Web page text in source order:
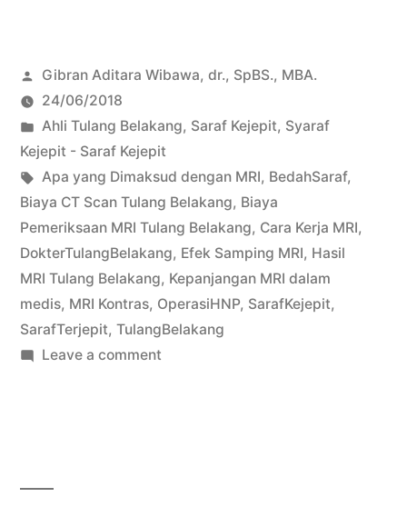
Posted
by
Gibran Aditara Wibawa, dr., SpBS., MBA.
24/06/2018
Posted
in
Ahli Tulang Belakang, Saraf Kejepit, Syaraf
Kejepit - Saraf Kejepit
Tags:
Apa yang Dimaksud dengan MRI, BedahSaraf,
Biaya CT Scan Tulang Belakang, Biaya
Pemeriksaan MRI Tulang Belakang, Cara Kerja MRI,
DokterTulangBelakang, Efek Samping MRI, Hasil
MRI Tulang Belakang, Kepanjangan MRI dalam
medis, MRI Kontras, OperasiHNP, SarafKejepit,
SarafTerjepit, TulangBelakang
Leave a commenton